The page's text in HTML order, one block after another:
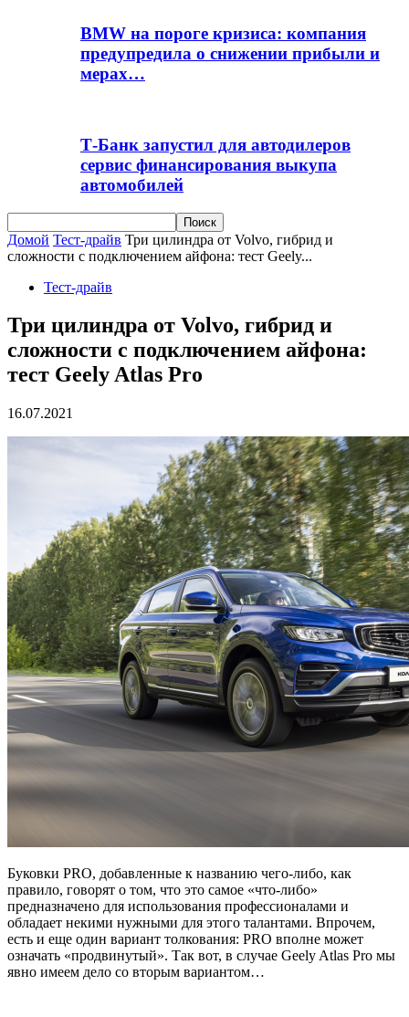
BMW на пороге кризиса: компания
предупредила о снижении прибыли и
мерах…
Т-Банк запустил для автодилеров
сервис финансирования выкупа
автомобилей
Домой Тест-драйв Три цилиндра от Volvo, гибрид и
сложности с подключением айфона: тест Geely...
Тест-драйв
Три цилиндра от Volvo, гибрид и
сложности с подключением айфона:
тест Geely Atlas Pro
16.07.2021
Буковки PRO, добавленные к названию чего-либо, как
правило, говорят о том, что это самое «что-либо»
предназначено для использования профессионалами и
обладает некими нужными для этого талантами. Впрочем,
есть и еще один вариант толкования: PRO вполне может
означать «продвинутый». Так вот, в случае Geely Atlas Pro мы
явно имеем дело со вторым вариантом…